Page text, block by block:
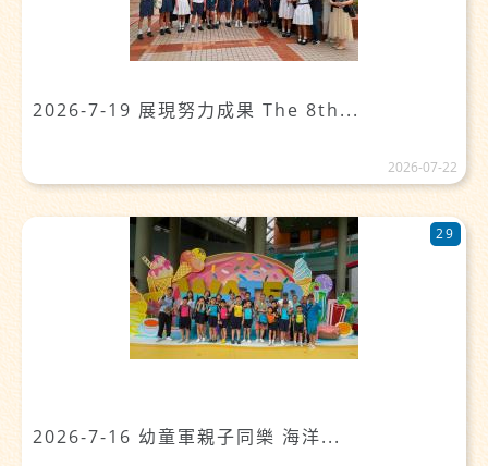
2026-7-19 展現努力成果 The 8th...
2026-07-22
2026-7-16 幼童軍親子同樂 海洋...
29